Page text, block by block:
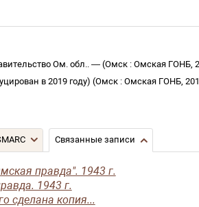
Ом. обл.. — (Омск : Омская ГОНБ,
в 2019 году) (Омск : Омская ГОНБ,
Связанные записи
правда". 1943 г.
1943 г.
сделана копия...